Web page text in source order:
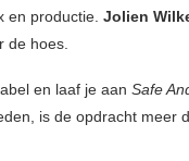
en productie. Jolien
de hoes.
en laaf je aan Safe
is de opdracht meer